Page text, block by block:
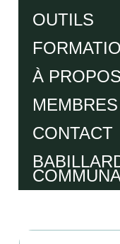
OUTILS
À PROPOS
MEMBRES
CONTACT